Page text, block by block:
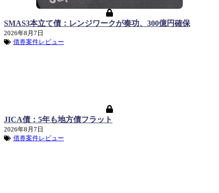
SMAS3本立て債：レンジワークが奏功、300億円確保
2026年8月7日
債券案件レビュー
JICA債：5年も地方債フラット
2026年8月7日
債券案件レビュー